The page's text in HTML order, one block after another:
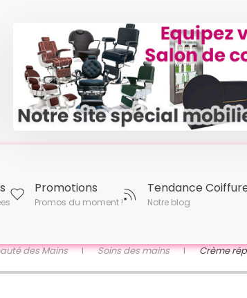
Promotions
Promos du moment !
Tendance
Notre blog
des Mains Soins des mains Crème